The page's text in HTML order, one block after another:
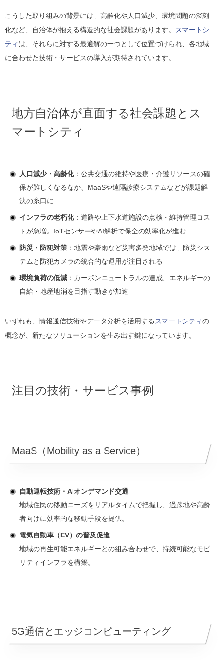
こうした取り組みの背景には、高齢化や人口減少、環境問題の深刻
化など、自治体が抱える構造的な社会課題があります。 スマートシ
ティ は、それらに対する最適解の一つとして位置づけられ、各地域
に合わせた技術・サービスの導入が期待されています。
地方自治体が直面する社会課題とス
マートシティ
人口減少・高齢化：公共交通の維持や医療・介護リソースの確
保が難しくなるなか、MaaSや遠隔診療システムなどが課題解
決の糸口に
インフラの老朽化：道路や上下水道施設の点検・維持管理コス
トが急増。IoTセンサーやAI解析で保全の効率化が進む
防災・防犯対策 ：地震や豪雨など災害多発地域では、防災シス
テムと防犯カメラの統合的な運用が注目される
環境負荷の低減 ：カーボンニュートラルの達成、エネルギーの
自給・地産地消を目指す動きが加速
いずれも、情報通信技術やデータ分析を活用するスマートシティの
概念が、新たなソリューションを生み出す鍵になっています。
注目の技術・サービス事例
MaaS（Mobility as a Service）
自動運転技術・AIオンデマンド交通
地域住民の移動ニーズをリアルタイムで把握し、過疎地や高齢
者向けに効率的な移動手段を提供。
電気自動車（EV）の普及促進
地域の再生可能エネルギーとの組み合わせで、持続可能なモビ
リティインフラを構築。
5G通信とエッジコンピューティング